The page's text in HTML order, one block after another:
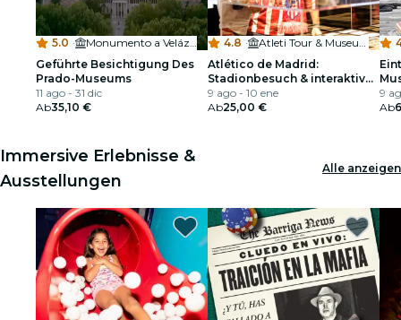
5.0 ·
Monumento a Velázquez
Geführte Besichtigung Des
Prado-Museums
11 ago - 31 dic
Ab35,10 €
4.8 ·
Atleti Tour & Museum
Atlético de Madrid:
Stadionbesuch & interaktives
Museum
9 ago - 10 ene
Ab25,00 €
9
Ab
Immersive Erlebnisse &
Ausstellungen
Alle anzeigen